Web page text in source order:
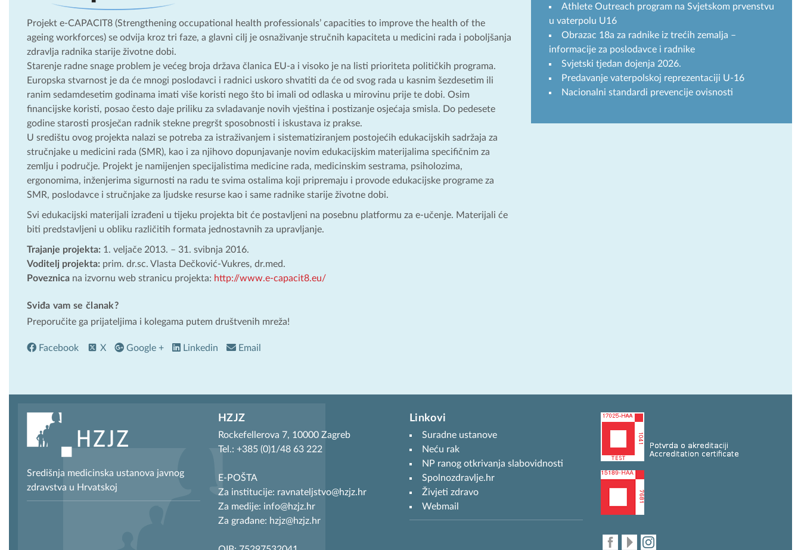
Projekt e-CAPACIT8 (Strengthening occupational health professionals’ capacities to improve the health of the
ageing workforces) se odvija kroz tri faze, a glavni cilj je osnaživanje stručnih kapaciteta u medicini rada i poboljšanja
zdravlja radnika starije životne dobi.
Starenje radne snage problem je većeg broja država članica EU-a i visoko je na listi prioriteta političkih programa.
Europska stvarnost je da će mnogi poslodavci i radnici uskoro shvatiti da će od svog rada u kasnim šezdesetim ili
ranim sedamdesetim godinama imati više koristi nego što bi imali od odlaska u mirovinu prije te dobi. Osim
financijske koristi, posao često daje priliku za svladavanje novih vještina i postizanje osjećaja smisla. Do pedesete
godine starosti prosječan radnik stekne pregršt sposobnosti i iskustava iz prakse.
U središtu ovog projekta nalazi se potreba za istraživanjem i sistematiziranjem postojećih edukacijskih sadržaja za
stručnjake u medicini rada (SMR), kao i za njihovo dopunjavanje novim edukacijskim materijalima specifičnim za
zemlju i područje. Projekt je namijenjen specijalistima medicine rada, medicinskim sestrama, psiholozima,
ergonomima, inženjerima sigurnosti na radu te svima ostalima koji pripremaju i provode edukacijske programe za
SMR, poslodavce i stručnjake za ljudske resurse kao i same radnike starije životne dobi.
Svi edukacijski materijali izrađeni u tijeku projekta bit će postavljeni na posebnu platformu za e-učenje. Materijali će
biti predstavljeni u obliku različitih formata jednostavnih za upravljanje.
Trajanje projekta: 1. veljače 2013. – 31. svibnja 2016.
Voditelj projekta: prim. dr.sc. Vlasta Dečković-Vukres, dr.med.
Poveznica na izvornu web stranicu projekta: http://www.e-capacit8.eu/
Sviđa vam se članak?
Preporučite ga prijateljima i kolegama putem društvenih mreža!
Facebook X Google + Linkedin Email
Athlete Outreach program na Svjetskom prvenstvu
u vaterpolu U16
Obrazac 18a za radnike iz trećih zemalja –
informacije za poslodavce i radnike
Svjetski tjedan dojenja 2026.
Predavanje vaterpolskoj reprezentaciji U-16
Nacionalni standardi prevencije ovisnosti
Središnja medicinska ustanova javnog
zdravstva u Hrvatskoj
HZJZ
Rockefellerova 7, 10000 Zagreb
Tel.: +385 (0)1/48 63 222
E-POŠTA
Za institucije: ravnateljstvo@hzjz.hr
Za medije: info@hzjz.hr
Za građane: hzjz@hzjz.hr
Linkovi
Suradne ustanove
Neću rak
NP ranog otkrivanja slabovidnosti
Spolnozdravlje.hr
Živjeti zdravo
Webmail